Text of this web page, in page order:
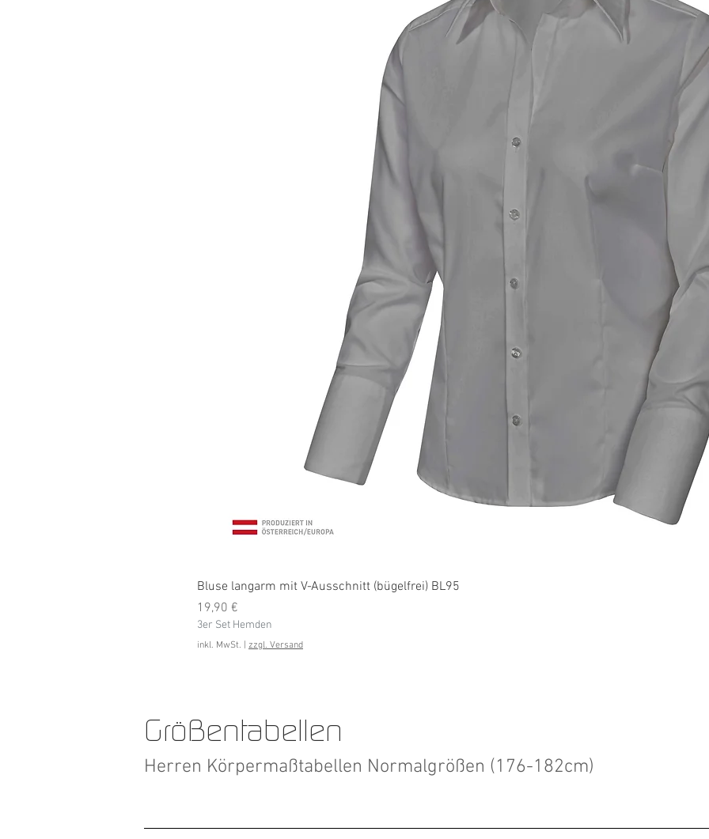
Bluse langarm mit V-Ausschnitt (bügelfrei) BL95
Preis
19,90 €
3er Set Hemden
inkl. MwSt. zzgl. Versand
Herren Körpermaßtabellen Normalgrößen (176-182cm)
Größentabellen